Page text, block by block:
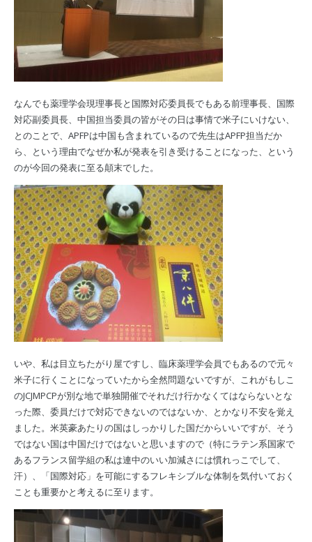
なんでも薬理学会現理事長と国際対応委員長でもある前理事長、国際
対応副委員長、中国担当委員の皆がその日は事情で米子にいけない、
とのことで、APFPは中国も含まれているので先生はAPFP担当だか
ら、という理由でなぜか私が発表を引き受けることになった、という
のが今回の発表に至る顛末でした。
いや、私は目立ちたがり屋ですし、臨床薬理学会員でもあるので元々
米子に行くことになっていたから全然問題ないですが、これがもしこ
のJCJMPCPが別な地で単独開催でそれだけ行かなくてはならないとな
った際、委員だけで対応できないのではないか、とかなり不安を覚え
ました。米英豪あたりの国はしっかりした国だからいいですが、そう
ではない国は中国だけではないと思いますので（特にラテン系国家で
あるフランス留学組の私は連中のいい加減さには慣れっこでして、
汗）、「国際対応」を可能にするフレキシブルな体制を気付いておく
ことも重要かと考えるに至ります。